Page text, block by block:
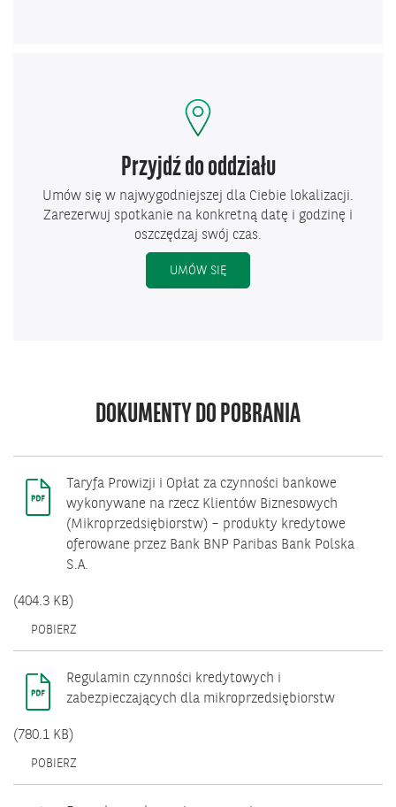
Przyjdź do oddziału
Umów się w najwygodniejszej dla Ciebie lokalizacji.
Zarezerwuj spotkanie na konkretną datę i godzinę i
oszczędzaj swój czas.
UMÓW SIĘ
DOKUMENTY DO POBRANIA
Taryfa Prowizji i Opłat za czynności bankowe
wykonywane na rzecz Klientów Biznesowych
(Mikroprzedsiębiorstw) – produkty kredytowe
oferowane przez Bank BNP Paribas Bank Polska
S.A.
(404.3 KB)
POBIERZ
NOWYM
OKNIE.
Regulamin czynności kredytowych i
zabezpieczających dla mikroprzedsiębiorstw
(780.1 KB)
POBIERZ
NOWYM